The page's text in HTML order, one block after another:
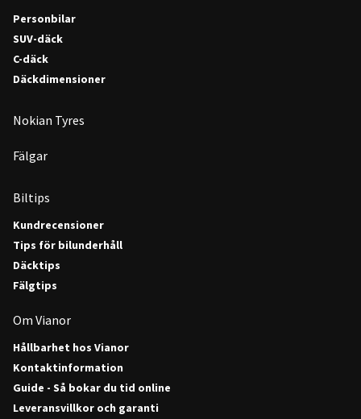
Personbilar
SUV-däck
C-däck
Däckdimensioner
Nokian Tyres
Fälgar
Biltips
Kundrecensioner
Tips för bilunderhåll
Däcktips
Fälgtips
Om Vianor
Hållbarhet hos Vianor
Kontaktinformation
Guide - Så bokar du tid online
Leveransvillkor och garanti